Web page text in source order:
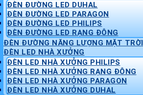
ĐÈN ĐƯỜNG LED DUHAL
ĐÈN ĐƯỜNG LED PARAGON
ĐÈN ĐƯỜNG LED PHILIPS
ĐÈN ĐƯỜNG LED RẠNG ĐÔNG
ĐÈN ĐƯỜNG NĂNG LƯỢNG MẶT TRỜI
ĐÈN LED NHÀ XƯỞNG
ĐÈN LED NHÀ XƯỞNG PHILIPS
ĐÈN LED NHÀ XƯỞNG RẠNG ĐÔNG
ĐÈN LED NHÀ XƯỞNG PARAGON
ĐÈN LED NHÀ XƯỞNG DUHAL